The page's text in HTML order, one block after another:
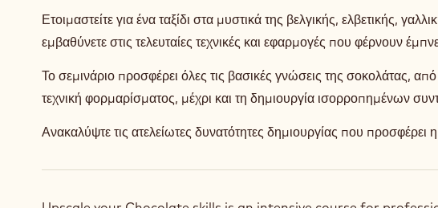
Ετοιμαστείτε για ένα ταξίδι στα μυστικά της βελγικής, ελβετικής,
εμβαθύνετε στις τελευταίες τεχνικές και εφαρμογές που φέρνουν
Το σεμινάριο προσφέρει όλες τις βασικές γνώσεις της σοκολάτας,
τεχνική φορμαρίσματος, μέχρι και τη δημιουργία ισορροπημένων
Ανακαλύψτε τις ατελείωτες δυνατότητες δημιουργίας που προσφέρει